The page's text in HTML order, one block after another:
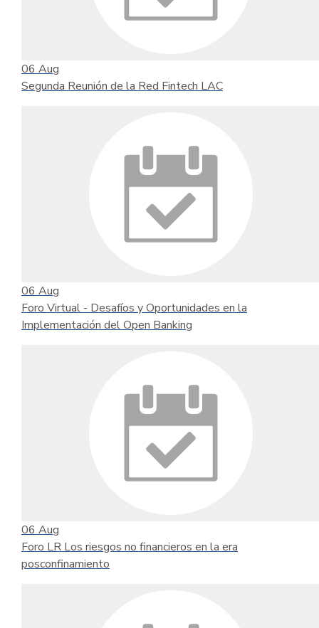
06 Aug
Segunda Reunión de la Red Fintech LAC
06 Aug
Foro Virtual - Desafíos y Oportunidades en la
Implementación del Open Banking
06 Aug
Foro LR Los riesgos no financieros en la era
posconfinamiento